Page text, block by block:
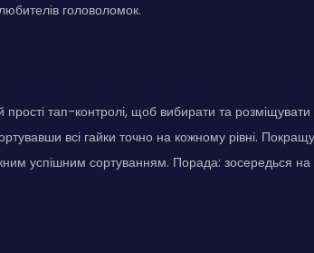
головоломок.
прості тап-контролі, щоб вибирати та
всі гайки точно на кожному рівні.
успішним сортуванням. Порада: зосередься